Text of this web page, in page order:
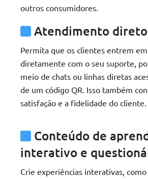
Atendimento
Permita que os clientes entrem
diretamente com o seu suporte,
meio de chats ou linhas diretas
de um código QR. Isso também
satisfação e a fidelidade do cliente.
outros consumidores.
Conteúdo de
interativo e
Crie experiências interativas,